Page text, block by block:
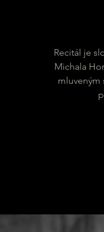
Recitál je
Michala
mluveným